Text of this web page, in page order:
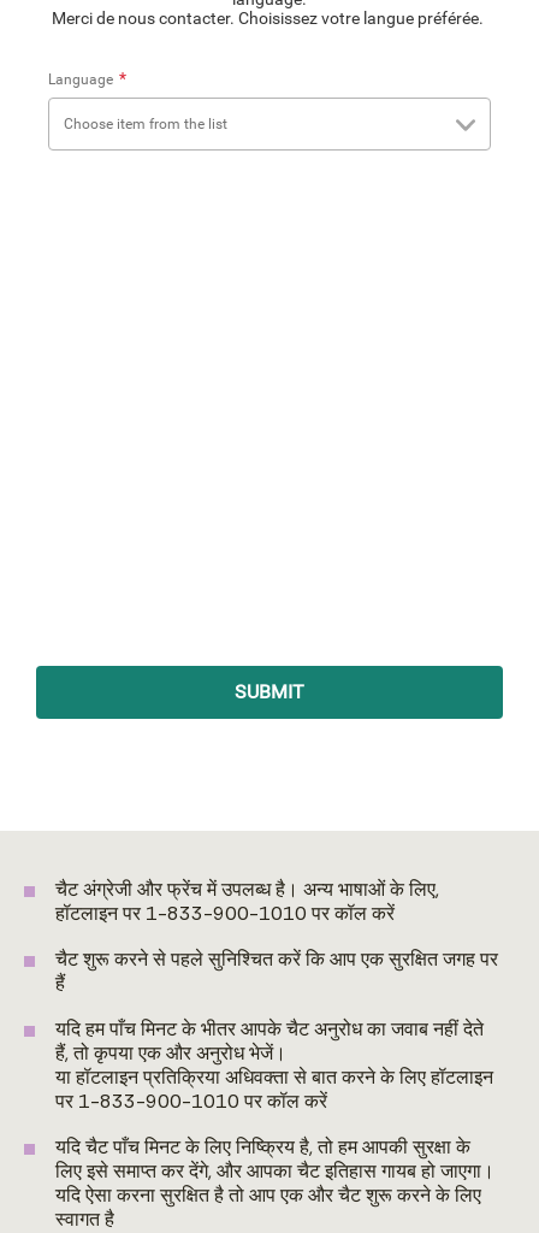
चैट अंग्रेजी और फ्रेंच में उपलब्ध है। अन्य भाषाओं के लिए,
हॉटलाइन पर 1-833-900-1010 पर कॉल करें
चैट शुरू करने से पहले सुनिश्चित करें कि आप एक सुरक्षित जगह पर
हैं
यदि हम पाँच मिनट के भीतर आपके चैट अनुरोध का जवाब नहीं देते
हैं, तो कृपया एक और अनुरोध भेजें।
या हॉटलाइन प्रतिक्रिया अधिवक्ता से बात करने के लिए हॉटलाइन
पर 1-833-900-1010 पर कॉल करें
यदि चैट पाँच मिनट के लिए निष्क्रिय है, तो हम आपकी सुरक्षा के
लिए इसे समाप्त कर देंगे, और आपका चैट इतिहास गायब हो जाएगा।
यदि ऐसा करना सुरक्षित है तो आप एक और चैट शुरू करने के लिए
स्वागत है